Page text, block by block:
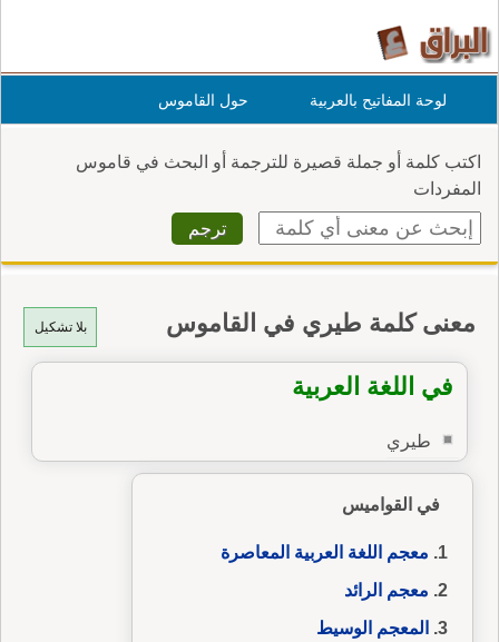
لوحة المفاتيح بالعربية حول القاموس
اكتب كلمة أو جملة قصيرة للترجمة أو البحث في قاموس
المفردات
بلا تشكيل معنى كلمة طيري في القاموس
في اللغة العربية
طيري
في القواميس
معجم اللغة العربية المعاصرة
معجم الرائد
المعجم الوسيط